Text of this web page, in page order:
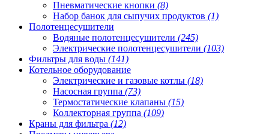
Пневматические кнопки (8)
Набор банок для сыпучих продуктов (1)
Полотенцесушители
Водяные полотенцесушители (245)
Электрические полотенцесушители (103)
Фильтры для воды (141)
Котельное оборудование
Электрические и газовые котлы (18)
Насосная группа (73)
Термостатические клапаны (15)
Коллекторная группа (109)
Краны для фильтра (12)